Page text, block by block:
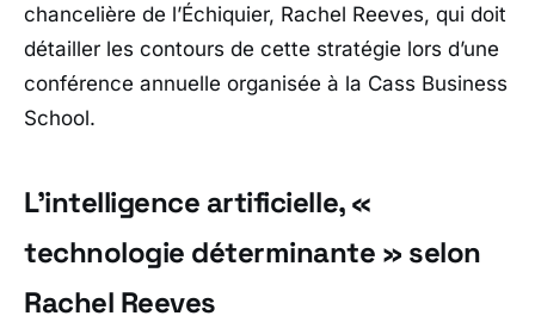
chancelière de l’Échiquier, Rachel Reeves, qui doit
détailler les contours de cette stratégie lors d’une
conférence annuelle organisée à la Cass Business
School.
L’intelligence artificielle, «
technologie déterminante » selon
Rachel Reeves